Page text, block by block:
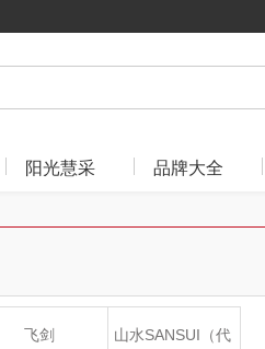
阳光慧采 品牌大全
飞剑 山水SANSUI（代